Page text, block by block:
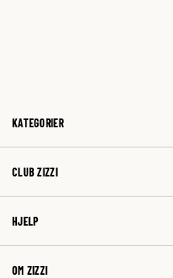
KATEGORIER
CLUB ZIZZI
HJELP
OM ZIZZI